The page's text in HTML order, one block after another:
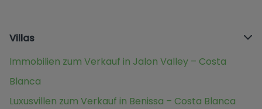
Villas
Immobilien zum Verkauf in Jalon Valley – Costa
Blanca
Luxusvillen zum Verkauf in Benissa – Costa Blanca